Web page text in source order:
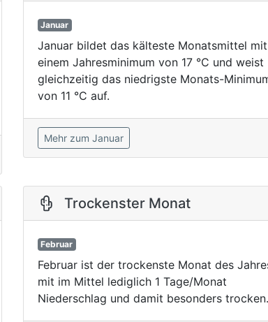
Januar
Januar bildet das kälteste Monatsmittel mit
einem Jahresminimum von 17 °C und weist
gleichzeitig das niedrigste Monats-
von 11 °C auf.
Mehr zum Januar
Trockenster Monat
Februar
Februar ist der trockenste Monat des
mit im Mittel lediglich 1 Tage/Monat
Niederschlag und damit besonders trocken.